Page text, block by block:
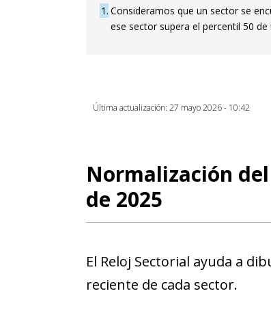
1 Consideramos que un sector se
ese sector supera el percentil 50
Última actualización: 27 mayo 2026 - 10:42
Normalización
de 2025
El Reloj Sectorial ayuda a
reciente de cada sector.